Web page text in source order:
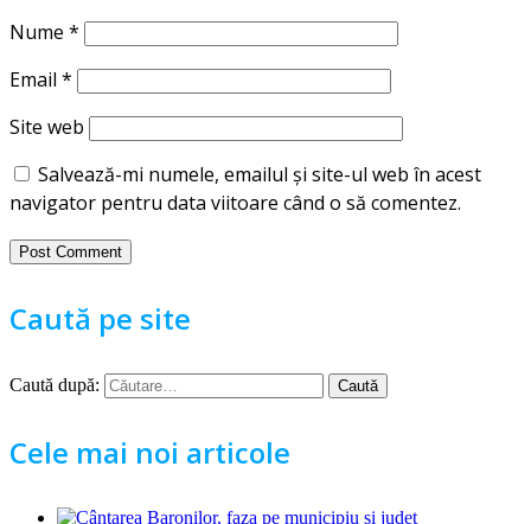
Nume *
Email *
Site web
Salvează-mi numele, emailul și site-ul web în acest
navigator pentru data viitoare când o să comentez.
Caută pe site
Caută după:
Cele mai noi articole